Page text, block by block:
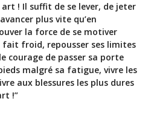
art ! Il suffit de se lever, de jeter
plus vite qu’en
la force de se motiver
froid, repousser ses limites
courage de passer sa porte
malgré sa fatigue, vivre les
aux blessures les plus dures
!”